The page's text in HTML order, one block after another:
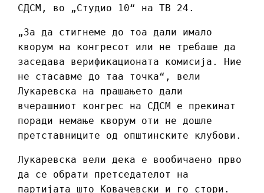
СДСМ, во „Студио 10“ на ТВ 24.
„За да стигнеме до тоа дали имало
кворум на конгресот или не требаше да
заседава верификационата комисија. Ние
не стасавме до таа точка“, вели
Лукаревска на прашањето дали
вчерашниот конгрес на СДСМ е прекинат
поради немање кворум оти не дошле
претставниците од општинските клубови.
Лукаревска вели дека е вообичаено прво
да се обрати претседателот на
партијата што Ковачевски и го стори.